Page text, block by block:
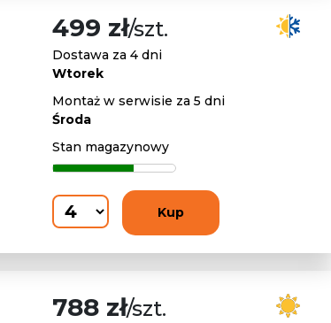
499 zł/szt.
Dostawa za 4 dni
Wtorek
Montaż w serwisie za 5 dni
Środa
Stan magazynowy
Kup
788 zł/szt.